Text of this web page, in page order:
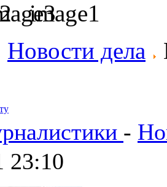
Новости дела
-
23:10